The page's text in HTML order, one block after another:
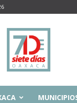
Siete
Días
Oaxaca